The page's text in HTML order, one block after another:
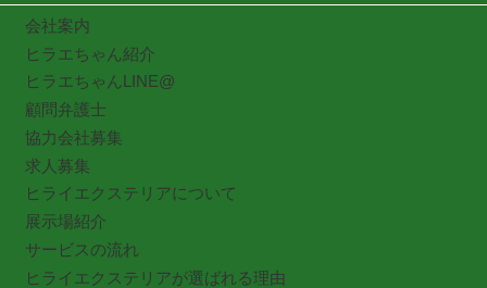
会社案内
ヒラエちゃん紹介
ヒラエちゃんLINE@
顧問弁護士
協力会社募集
求人募集
ヒライエクステリアについて
展示場紹介
サービスの流れ
ヒライエクステリアが選ばれる理由